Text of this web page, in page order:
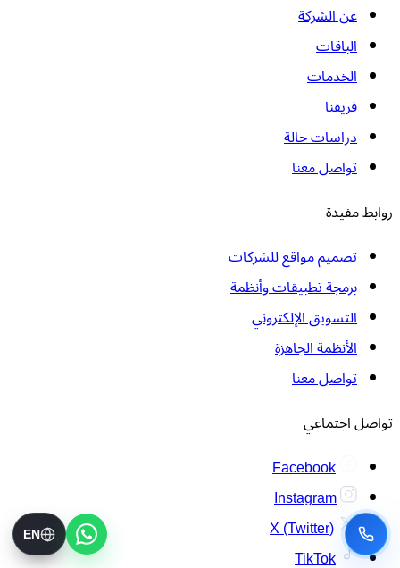
عن الشركة
الباقات
الخدمات
فريقنا
دراسات حالة
تواصل معنا
روابط مفيدة
تصميم مواقع للشركات
برمجة تطبيقات وأنظمة
التسويق الإلكتروني
الأنظمة الجاهزة
تواصل معنا
تواصل اجتماعي
Facebook
Instagram
X (Twitter)
TikTok
EN